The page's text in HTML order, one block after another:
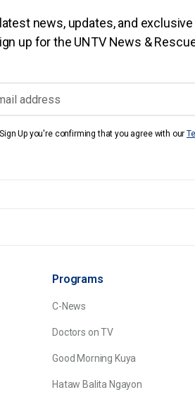
news, updates, and
up for the UNTV News &
Up you're confirming that you agree with our
Programs
C-News
Doctors on TV
Good Morning Kuya
Hataw Balita Ngayon